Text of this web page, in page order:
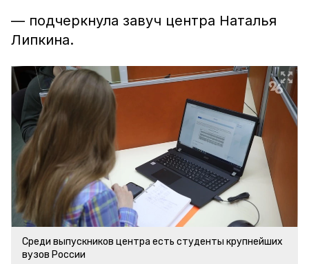
— подчеркнула завуч центра Наталья
Липкина.
Среди выпускников центра есть студенты крупнейших
вузов России